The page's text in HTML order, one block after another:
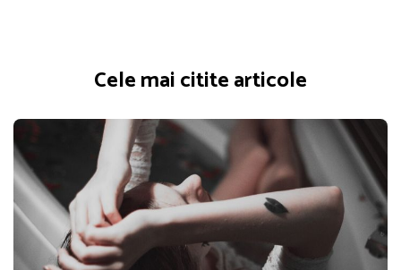
Cele mai citite articole